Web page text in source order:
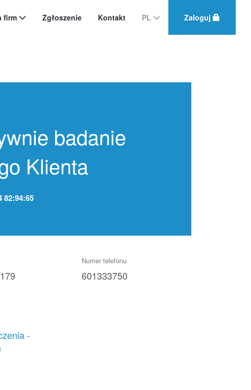
firm Zgłoszenie Kontakt PL Zaloguj
badanie
Klienta
82:94:65
Numer telefonu
601333750
-